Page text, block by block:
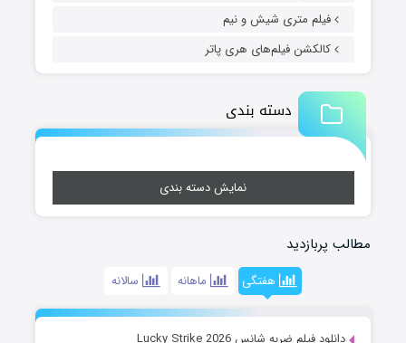
فیلم متری شیش و نیم
کالکشن فیلم‌های هری پاتر
دسته بندی
نمایش دسته بندی
مطالب پربازدید
هفتگی ماهانه سالانه
دانلود فیلم ضربه شانس Lucky Strike 2026